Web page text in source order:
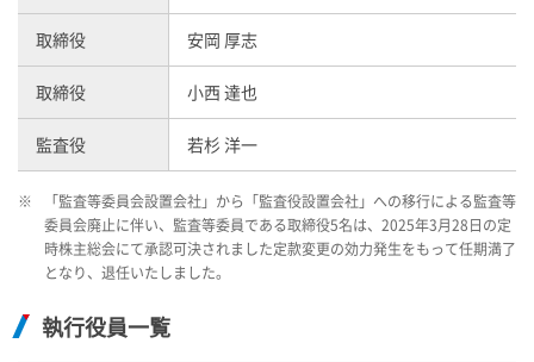
取締役 安岡 厚志
取締役 小西 達也
監査役 若杉 洋一
※
「監査等委員会設置会社」から「監査役設置会社」への移行による監査等
委員会廃止に伴い、監査等委員である取締役5名は、2025年3月28日の定
時株主総会にて承認可決されました定款変更の効力発生をもって任期満了
となり、退任いたしました。
執行役員一覧